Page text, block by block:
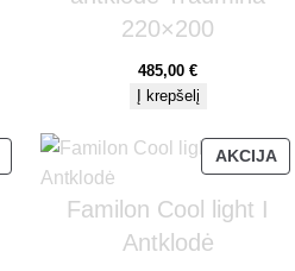
220×200
485,00 €
Į krepšelį
AKCIJA
Familon Cool light I
Antklodė